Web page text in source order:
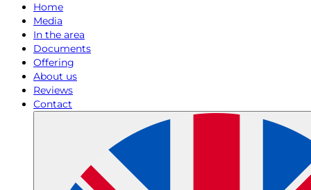
Home
Media
In the area
Documents
Offering
About us
Reviews
Contact